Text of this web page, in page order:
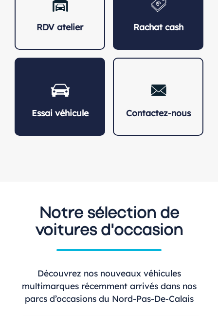
RDV atelier Rachat cash
Essai véhicule Contactez-nous
Notre sélection de
voitures d'occasion
Découvrez nos nouveaux véhicules
multimarques récemment arrivés dans nos
parcs d’occasions du Nord-Pas-De-Calais